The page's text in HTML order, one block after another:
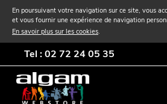
En poursuivant votre navigation sur ce site, vous
et vous fournir une expérience de navigation
En savoir plus sur les cookies.
Tel : 02 72 24 05 35